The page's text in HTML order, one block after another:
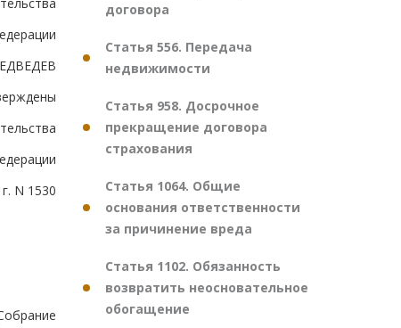
N 1530
договора
Статья 556. Передача
недвижимости
Статья 958. Досрочное
прекращение договора
страхования
Статья 1064. Общие
основания ответственности
за причинение вреда
Статья 1102. Обязанность
возвратить неосновательное
обогащение